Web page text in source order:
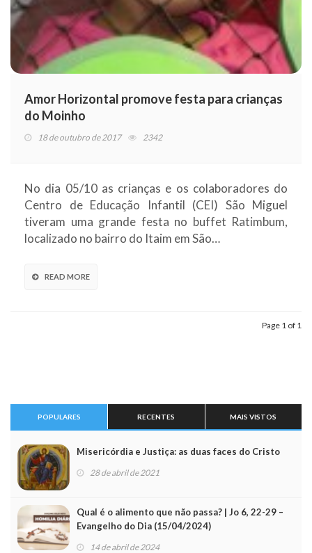
Amor Horizontal promove festa para crianças
do Moinho
18 de outubro de 2017 2342
No dia 05/10 as crianças e os colaboradores do
Centro de Educação Infantil (CEI) São Miguel
tiveram uma grande festa no buffet Ratimbum,
localizado no bairro do Itaim em São…
READ MORE
Page 1 of 1
POPULARES RECENTES MAIS VISTOS
Misericórdia e Justiça: as duas faces do Cristo
28 de abril de 2021
Qual é o alimento que não passa? | Jo 6, 22-29 –
Evangelho do Dia (15/04/2024)
14 de abril de 2024